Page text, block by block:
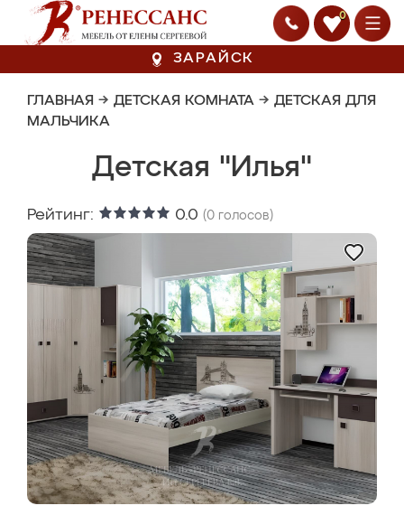
0
ЗАРАЙСК
ГЛАВНАЯ → ДЕТСКАЯ КОМНАТА → ДЕТСКАЯ ДЛЯ
МАЛЬЧИКА
Детская "Илья"
Рейтинг: 0.0 (0 голосов)